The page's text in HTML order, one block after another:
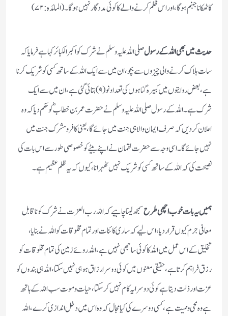
کا ٹھکانا جہنم ہوگا، اور اس ظلم کرنے والے کا کوئی مددگار نہیں ہوگا۔ (المائدہ : ۷۲)
حدیث میں بھی اللہ کے رسولصلی اللہ علیہ وسلم نے شرک کو اکبر الکبائر کہا ہے فرمایا کہ
سات ہلاک کرنے والی چیزوں سے بچو، ان میں سے ایک اللہ کے ساتھ کسی کو شریک کرنا
ہے، بعض روایتوں میں کبیرہ گناہوں کی تعداد نو (۹) بتائی گئی ہے، ان میں سے ایک
شرک ہے ۔ اللہ کے رسول صلی اللہ علیہ وسلم نے حضرت عمر بن خطاب ؓ کو حکم دیا کہ وہ
اعلان کردیں کہ صرف ایمان والا ہی جنت میں جائے گا ، یعنی کافر ومشرک جنت میں
نہیں جائے گا۔ اسی وجہ سے حضرت لقمان نے اپنے بیٹے کو خصوصی طور سے اس بات کی
نصیحت کی کہ اللہ کے ساتھ کسی کو شریک نہیں ٹھہرانا، کیوں کہ یہ ظلم عظیم ہے۔
ہمیں یہ بات خوب اچھی طرحسمجھ لینا چاہیے کہ اللہ رب العزت نے شرک کو نا قابل
معافی جرم کیوں قرار دیا ، اس لیے کہ ساری کائنات اور تمام مخلوقات کو اللہ نے بنایا ،
تخلیق کے اس عمل میں اللہ کا کوئی ساجھی نہیں ہے ، اللہ روئے زمین کی تمام مخلوقات کو
رزق فراہم کرتا ہے، حقیقی معنوں میں کوئی دوسرا رزاق ہوہی نہیں سکتا، اللہ ہی بندوں کو
عزت اور ذلت دیتا ہے کوئی دوسرا یہ کام نہیں کر سکتا ، حیات وموت سب اللہ کے ہاتھ
ہے وہ محی وممیت ہے، کسی دوسرے کی کیا مجال کہ وہ اس میں دخل اندازی کرے، اللہ